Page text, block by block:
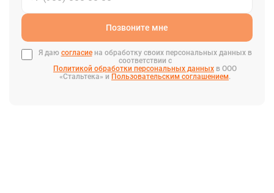
Позвоните мне
Я даю согласиена обработку своих персональных данных в
соответствии с
Политикой обработки персональных данных в ООО
«Стальтека» и Пользовательским соглашением.